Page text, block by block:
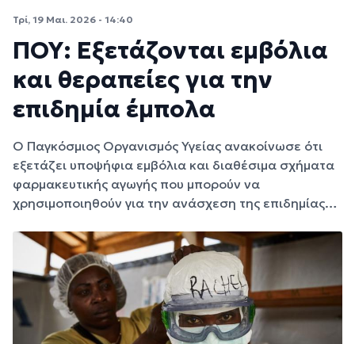
Τρί, 19 Μαι. 2026 - 14:40
ΠΟΥ: Εξετάζονται εμβόλια
και θεραπείες για την
επιδημία έμπολα
Ο Παγκόσμιος Οργανισμός Υγείας ανακοίνωσε ότι
εξετάζει υποψήφια εμβόλια και διαθέσιμα σχήματα
φαρμακευτικής αγωγής που μπορούν να
χρησιμοποιηθούν για την ανάσχεση της επιδημίας…